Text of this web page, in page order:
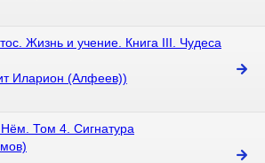
Жизнь и учение. Книга III. Чудеса
Иларион (Алфеев))
Том 4. Сигнатура